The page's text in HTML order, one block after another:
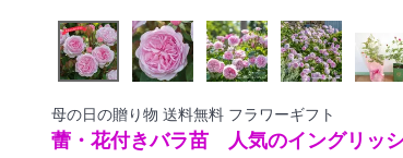
母の日の贈り物 送料無料 フラワーギフト
蕾・花付きバラ苗 人気のイングリッ